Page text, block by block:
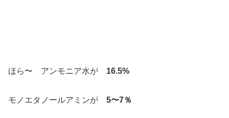
ほら〜 アンモニア水が 16.5%
モノエタノールアミンが 5〜7％